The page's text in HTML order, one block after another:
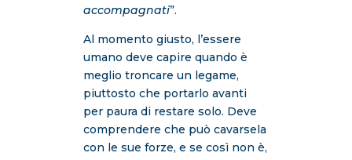
accompagnati”.
Al momento giusto, l’essere
umano deve capire quando è
meglio troncare un legame,
piuttosto che portarlo avanti
per paura di restare solo. Deve
comprendere che può cavarsela
con le sue forze, e se così non è,